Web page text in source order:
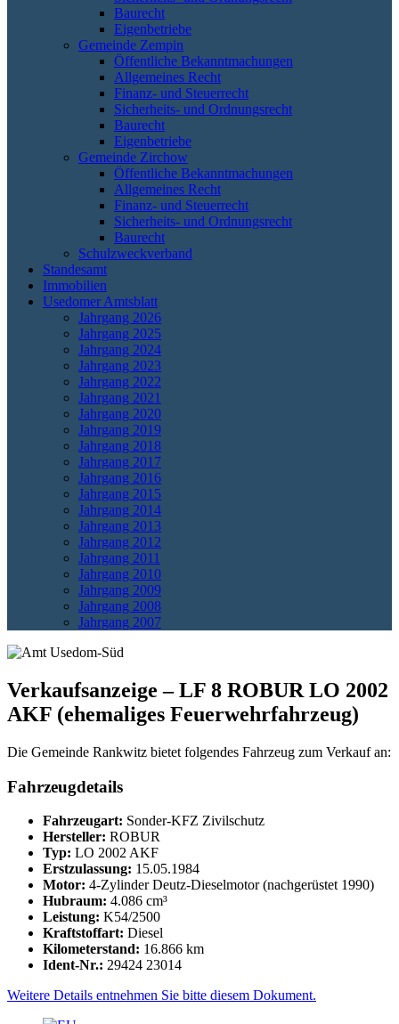
Baurecht
Eigenbetriebe
Gemeinde Zempin
Öffentliche Bekanntmachungen
Allgemeines Recht
Finanz- und Steuerrecht
Sicherheits- und Ordnungsrecht
Baurecht
Eigenbetriebe
Gemeinde Zirchow
Öffentliche Bekanntmachungen
Allgemeines Recht
Finanz- und Steuerrecht
Sicherheits- und Ordnungsrecht
Baurecht
Schulzweckverband
Standesamt
Immobilien
Usedomer Amtsblatt
Jahrgang 2026
Jahrgang 2025
Jahrgang 2024
Jahrgang 2023
Jahrgang 2022
Jahrgang 2021
Jahrgang 2020
Jahrgang 2019
Jahrgang 2018
Jahrgang 2017
Jahrgang 2016
Jahrgang 2015
Jahrgang 2014
Jahrgang 2013
Jahrgang 2012
Jahrgang 2011
Jahrgang 2010
Jahrgang 2009
Jahrgang 2008
Jahrgang 2007
Verkaufsanzeige – LF 8 ROBUR LO 2002
AKF (ehemaliges Feuerwehrfahrzeug)
Die Gemeinde Rankwitz bietet folgendes Fahrzeug zum Verkauf an:
Fahrzeugdetails
Fahrzeugart: Sonder-KFZ Zivilschutz
Hersteller: ROBUR
Typ: LO 2002 AKF
Erstzulassung: 15.05.1984
Motor: 4-Zylinder Deutz-Dieselmotor (nachgerüstet 1990)
Hubraum: 4.086 cm³
Leistung: K54/2500
Kraftstoffart: Diesel
Kilometerstand: 16.866 km
Ident-Nr.: 29424 23014
Weitere Details entnehmen Sie bitte diesem Dokument.